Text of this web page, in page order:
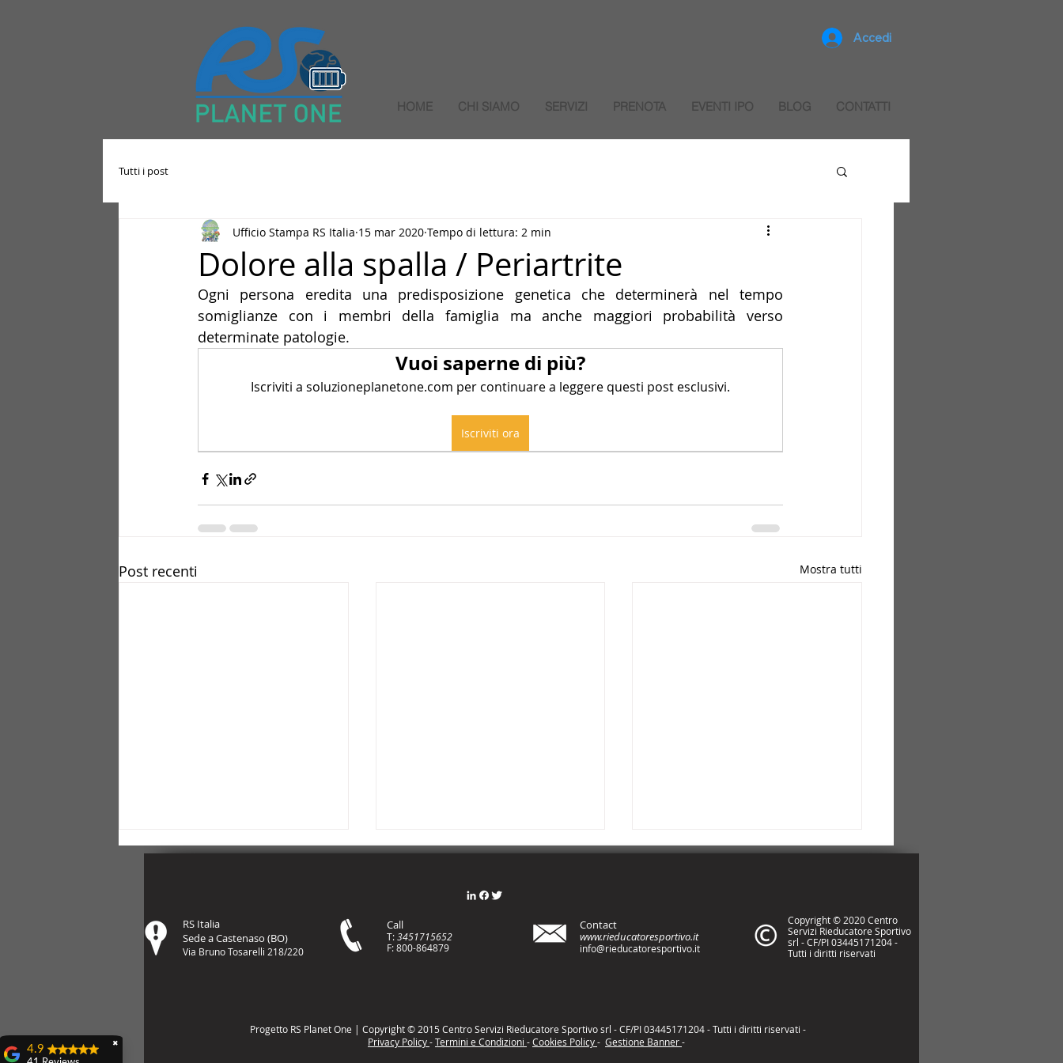
Accedi
HOME CHI SIAMO SERVIZI PRENOTA EVENTI IPO BLOG CONTATTI
Tutti i post
Dolore alla spalla / Periartrite
Ufficio Stampa RS Italia 15 mar 2020 Tempo di lettura: 2 min
Ogni persona eredita una predisposizione genetica che determinerà nel tempo
somiglianze con i membri della famiglia ma anche maggiori probabilità verso
determinate patologie.
Vuoi saperne di più?
Iscriviti a soluzioneplanetone.com per continuare a leggere questi post esclusivi.
Iscriviti ora
Post recenti Mostra tutti
intelligenza artificiale e
personale e aziendale
RS Italia
Sede a Castenaso (BO)
Via Bruno Tosarelli 218/220
Call
T:3451715652
F: 800-864879
Contact
www.rieducatoresportivo.it
info@rieducatoresportivo.it
Copyright © 2020 Centro
Servizi Rieducatore Sportivo
srl - CF/PI 03445171204 -
Tutti i diritti riservati
Progetto RS Planet One | Copyright © 2015 Centro Servizi Rieducatore Sportivo srl - CF/PI 03445171204 - Tutti i diritti riservati -
Privacy Policy-Termini e Condizioni -Cookies Policy- Gestione Banner-
✖
4.9